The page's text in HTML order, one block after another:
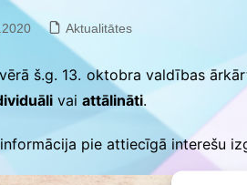
Aktualitātes
š.g. 13. oktobra valdības
vai attālināti.
pie attiecīgā interešu